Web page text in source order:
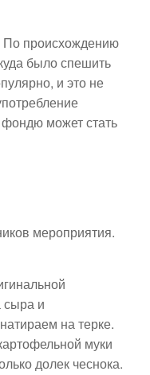
По происхождению
было спешить
и это не
фондю может стать
мероприятия.
сыра и
на терке.
муки
долек чеснока.